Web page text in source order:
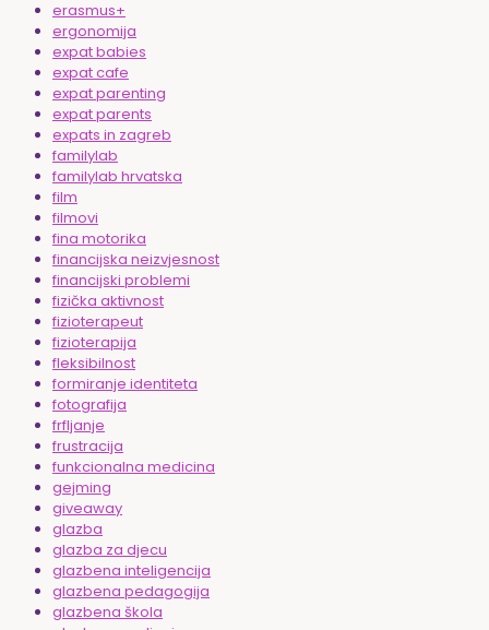
erasmus+
ergonomija
expat babies
expat cafe
expat parenting
expat parents
expats in zagreb
familylab
familylab hrvatska
film
filmovi
fina motorika
financijska neizvjesnost
financijski problemi
fizička aktivnost
fizioterapeut
fizioterapija
fleksibilnost
formiranje identiteta
fotografija
frfljanje
frustracija
funkcionalna medicina
gejming
giveaway
glazba
glazba za djecu
glazbena inteligencija
glazbena pedagogija
glazbena škola